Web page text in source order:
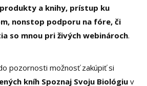
a knihy, prístup ku
nonstop podporu na fóre, či
so mnou pri živých webinároch.
pozornosti možnosť zakúpiť si
kníh Spoznaj Svoju Biológiuv